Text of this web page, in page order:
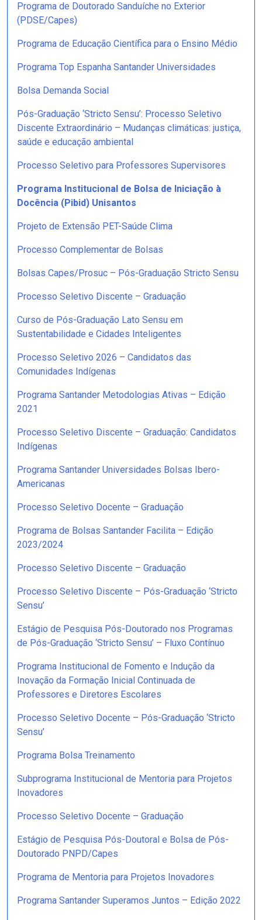
Programa de Doutorado Sanduíche no Exterior
(PDSE/Capes)
Programa de Educação Científica para o Ensino Médio
Programa Top Espanha Santander Universidades
Bolsa Demanda Social
Pós-Graduação ‘Stricto Sensu’: Processo Seletivo
Discente Extraordinário – Mudanças climáticas: justiça,
saúde e educação ambiental
Processo Seletivo para Professores Supervisores
Programa Institucional de Bolsa de Iniciação à
Docência (Pibid) Unisantos
Projeto de Extensão PET-Saúde Clima
Processo Complementar de Bolsas
Bolsas Capes/Prosuc – Pós-Graduação Stricto Sensu
Processo Seletivo Discente – Graduação
Curso de Pós-Graduação Lato Sensu em
Sustentabilidade e Cidades Inteligentes
Processo Seletivo 2026 – Candidatos das
Comunidades Indígenas
Programa Santander Metodologias Ativas – Edição
2021
Processo Seletivo Discente – Graduação: Candidatos
Indígenas
Programa Santander Universidades Bolsas Ibero-
Americanas
Processo Seletivo Docente – Graduação
Programa de Bolsas Santander Facilita – Edição
2023/2024
Processo Seletivo Discente – Graduação
Processo Seletivo Discente – Pós-Graduação ‘Stricto
Sensu’
Estágio de Pesquisa Pós-Doutorado nos Programas
de Pós-Graduação ‘Stricto Sensu’ – Fluxo Contínuo
Programa Institucional de Fomento e Indução da
Inovação da Formação Inicial Continuada de
Professores e Diretores Escolares
Processo Seletivo Docente – Pós-Graduação ‘Stricto
Sensu’
Programa Bolsa Treinamento
Subprograma Institucional de Mentoria para Projetos
Inovadores
Processo Seletivo Docente – Graduação
Estágio de Pesquisa Pós-Doutoral e Bolsa de Pós-
Doutorado PNPD/Capes
Programa de Mentoria para Projetos Inovadores
Programa Santander Superamos Juntos – Edição 2022